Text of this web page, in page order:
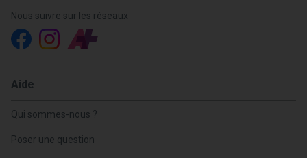
Nous suivre sur les réseaux
Aide
Qui sommes-nous ?
Poser une question